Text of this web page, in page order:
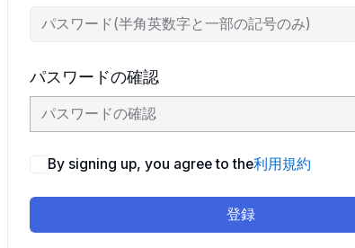
パスワードの確認
By signing up, you agree to the利用規約
登録